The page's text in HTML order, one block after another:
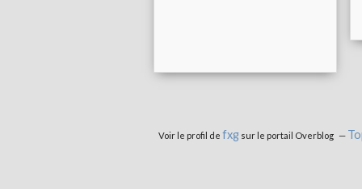
Voir le profil de fxgsur le portail Overblog